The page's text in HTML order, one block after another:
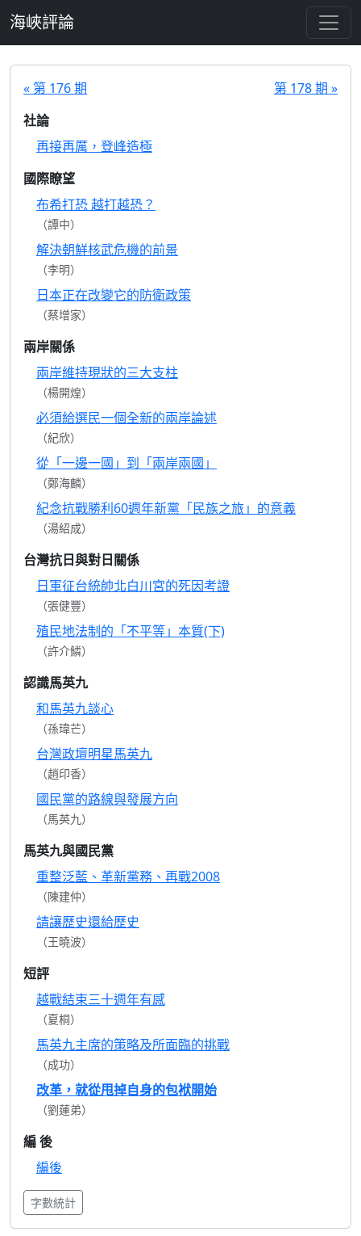
海峽評論
« 第 176 期
第 178 期 »
社論
再接再厲，登峰造極
國際瞭望
布希打恐 越打越恐？
（譚中）
解決朝鮮核武危機的前景
（李明）
日本正在改變它的防衛政策
（蔡增家）
兩岸關係
兩岸維持現狀的三大支柱
（楊開煌）
必須給選民一個全新的兩岸論述
（紀欣）
從「一邊一國」到「兩岸兩國」
（鄭海麟）
紀念抗戰勝利60週年新黨「民族之旅」的意義
（湯紹成）
台灣抗日與對日關係
日軍征台統帥北白川宮的死因考證
（張健豐）
殖民地法制的「不平等」本質(下)
（許介鱗）
認識馬英九
和馬英九談心
（孫瑋芒）
台灣政壇明星馬英九
（趙印香）
國民黨的路線與發展方向
（馬英九）
馬英九與國民黨
重整泛藍、革新黨務、再戰2008
（陳建仲）
請讓歷史還給歷史
（王曉波）
短評
越戰結束三十週年有感
（夏桐）
馬英九主席的策略及所面臨的挑戰
（成功）
改革，就從甩掉自身的包袱開始
（劉蓮弟）
編 後
編後
字數統計